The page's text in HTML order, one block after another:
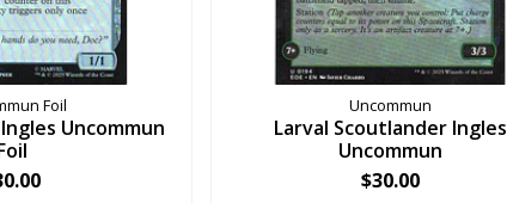
Foil
Uncommun
Uncommun
Larval Scoutlander Ingles
Uncommun
$30.00